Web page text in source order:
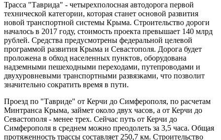
Трасса "Таврида" - четырехполосная автодорога первой
технической категории, которая станет основой развития
новой транспортной системы Крыма. Строительство дороги
началось в 2017 году, стоимость проекта превышает 140 млрд
рублей. Средства предусмотрены федеральной целевой
программой развития Крыма и Севастополя. Дорога будет
проложена в обход населенных пунктов, оборудована
надземными пешеходными переходами, путепроводами и
двухуровневыми транспортными развязками, что позволит
значительно сократить время в пути.
Проезд по "Тавриде" от Керчи до Симферополя, по расчетам
Минтранса Крыма, займет около двух часов, а от Керчи до
Севастополя - менее трех. Сейчас путь от Керчи до
Симферополя в среднем можно преодолеть за 3,5 часа. Общая
протяженность трассы составляет 250,7 км. Строительство